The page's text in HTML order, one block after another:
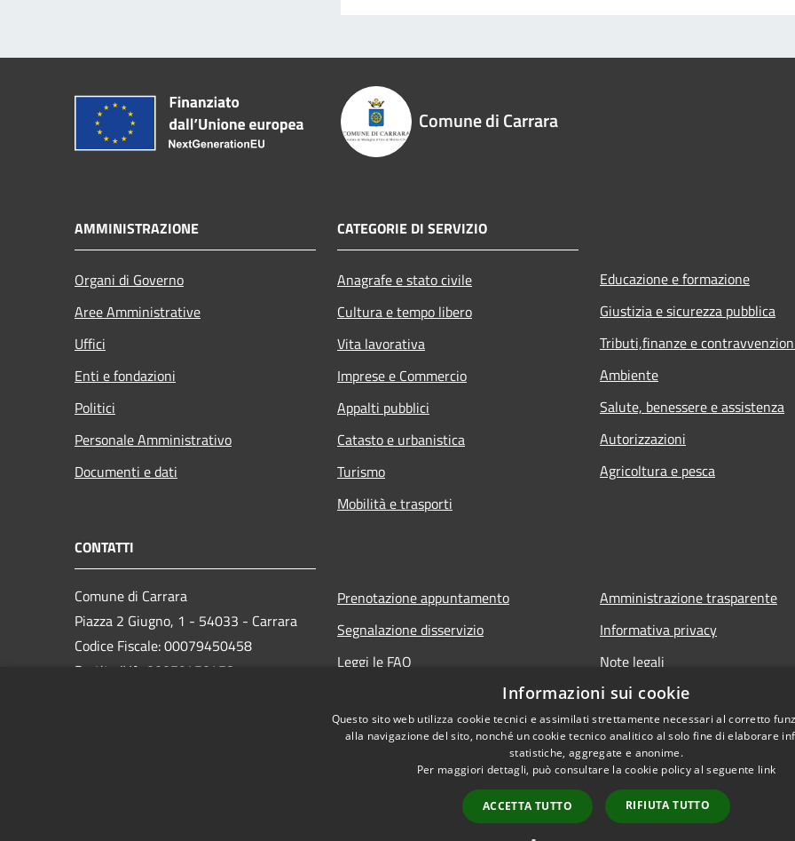
Comune di Carrara
AMMINISTRAZIONE
Organi di Governo
Aree Amministrative
Uffici
Enti e fondazioni
Politici
Personale Amministrativo
Documenti e dati
CATEGORIE DI SERVIZIO
Anagrafe e stato civile
Cultura e tempo libero
Vita lavorativa
Imprese e Commercio
Appalti pubblici
Catasto e urbanistica
Turismo
Mobilità e trasporti
Educazione e formazione
Giustizia e sicurezza pubblica
Tributi,finanze e
Ambiente
Salute, benessere e assistenza
Autorizzazioni
Agricoltura e pesca
CONTATTI
Comune di Carrara
Piazza 2 Giugno, 1 - 54033 - Carrara
Codice Fiscale: 00079450458
Partita IVA: 00079450458
Prenotazione appuntamento
Segnalazione disservizio
Leggi le FAQ
Amministrazione trasparente
Informativa privacy
Note legali
Dichiarazione di accessibilità
Informazioni sui cookie
Questo sito web utilizza cookie tecnici e assimilati strettamente necessari al corretto
alla navigazione del sito, nonché un cookie tecnico analitico al solo fine di elaborare
statistiche, aggregate e anonime.
Per maggiori dettagli, può consultare la cookie policy al seguente link
ACCETTA TUTTO RIFIUTA TUTTO